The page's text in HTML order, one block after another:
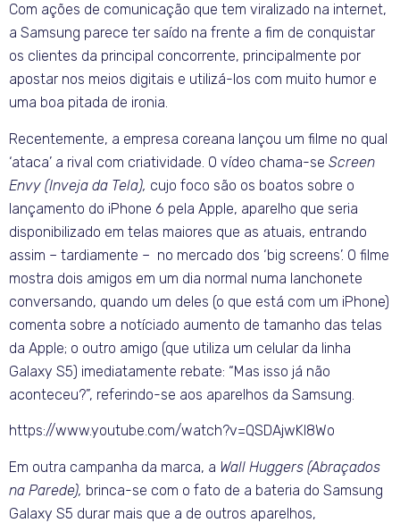
Com ações de comunicação que tem viralizado na internet,
a Samsung parece ter saído na frente a fim de conquistar
os clientes da principal concorrente, principalmente por
apostar nos meios digitais e utilizá-los com muito humor e
uma boa pitada de ironia.
Recentemente, a empresa coreana lançou um filme no qual
‘ataca’ a rival com criatividade. O vídeo chama-se Screen
Envy (Inveja da Tela), cujo foco são os boatos sobre o
lançamento do iPhone 6 pela Apple, aparelho que seria
disponibilizado em telas maiores que as atuais, entrando
assim – tardiamente – no mercado dos ‘big screens’. O filme
mostra dois amigos em um dia normal numa lanchonete
conversando, quando um deles (o que está com um iPhone)
comenta sobre a notíciado aumento de tamanho das telas
da Apple; o outro amigo (que utiliza um celular da linha
Galaxy S5) imediatamente rebate: “Mas isso já não
aconteceu?”, referindo-se aos aparelhos da Samsung.
https://www.youtube.com/watch?v=QSDAjwKI8Wo
Em outra campanha da marca, a Wall Huggers (Abraçados
na Parede), brinca-se com o fato de a bateria do Samsung
Galaxy S5 durar mais que a de outros aparelhos,